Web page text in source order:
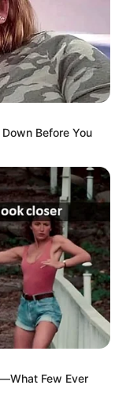
Before You
Few Ever